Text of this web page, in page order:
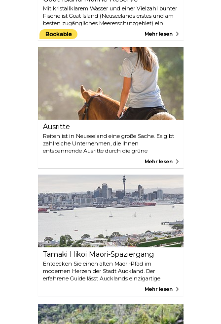
Mit kristallklarem Wasser und einer Vielzahl bunter
Fische ist Goat Island (Neuseelands erstes und am
besten zugängliches Meeresschutzgebiet) ein
Magnet für Schnorchler und Taucher und liegt nur
eine Stunde von Aucklands Stadtzentrum entfernt.
Nehmen Sie an der beliebten Glass Bottom Boat
Tour teil, einem unterhaltsamen und lehrreichen
Abenteuer für Gäste jeden Alters, bei dem Sie mehr
über die Fische, die Fauna, das Meeresleben und
die Vögel erfahren, die in diesem geschützten
Bookable Mehr lesen
Ausritte
Reiten ist in Neuseeland eine große Sache. Es gibt
zahlreiche Unternehmen, die Ihnen
entspannende Ausritte durch die grüne
Hügellandschaft ermöglichen oder Sie lehren, an
galoppieren. Manche verbinden Ihr Reiterlebnis
sogar mit einer Weinverkostung. Saara und Simon
von Muriwai Beach Horse Treks verfolgen drei
Grundprinzipien: glückliche Pferde, glückliche
Kunden und glückliche Mitarbeiter. Sie können
sich darauf verlassen, dass sie sich gut um Sie
kümmern, während Sie entlang des malerischen
schwarzen Sandstrandes von Muriwai und durch
den bezaubernden Woodhill-Wald reiten.
Mehr lesen
Tamaki Hikoi Maori-Spaziergang
Entdecken Sie einen alten Maori-Pfad im
modernen Herzen der Stadt Auckland. Der
erfahrene Guide lässt Aucklands einzigartige
Landschaft durch Geschichten, Gesang und
Generation weitergegeben wurden, und die
schönsten Orte Aucklands erleben.
Mehr lesen